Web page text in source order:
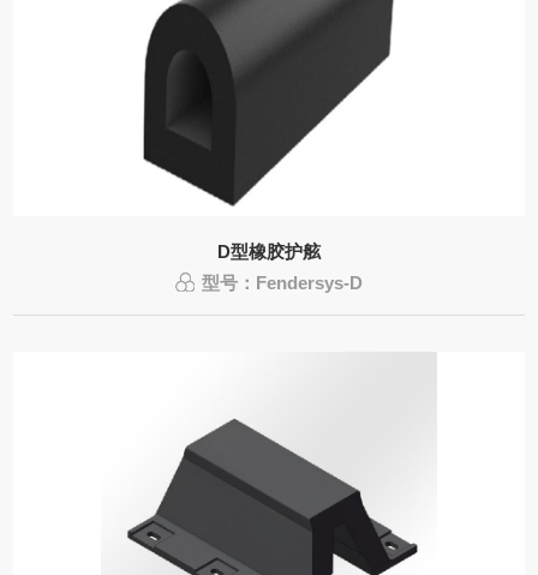
D型橡胶护舷
型号：Fendersys-D